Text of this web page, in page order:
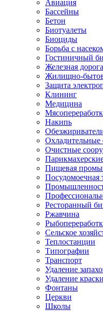
Авиация
Бассейны
Бетон
Биотуалеты
Биоциды
Борьба с
Гостиничный
Железная дорога
Жилищно-
Защита
Клининг
Медицина
Накипь
Охладительные
Очистные
Пищевая
Посудомоечная
Ресторанный
Ржавчина
Сельское
Теплостанции
Типографии
Транспорт
Удаление
Удаление
Фонтаны
Церкви
Школы